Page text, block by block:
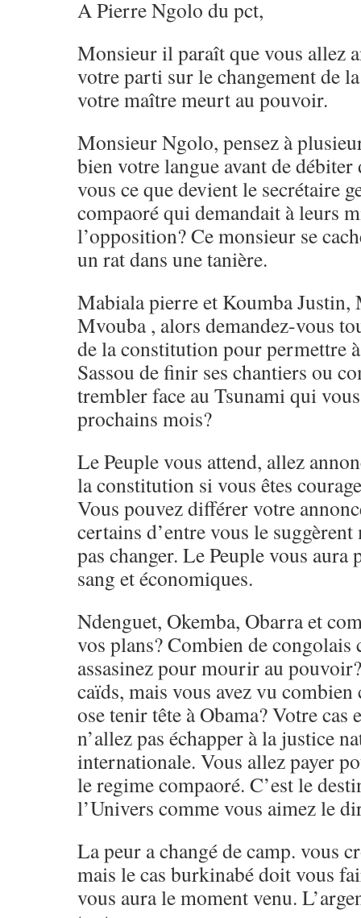
A Pierre Ngolo du pct,
Monsieur il paraît que vous allez
votre parti sur le changement de
votre maître meurt au pouvoir.
Monsieur Ngolo, pensez à
bien votre langue avant de débiter
vous ce que devient le secrétaire
compaoré qui demandait à leurs
l’opposition? Ce monsieur se
un rat dans une tanière.
Mabiala pierre et Koumba
Mvouba , alors demandez-vous
de la constitution pour permettre
Sassou de finir ses chantiers ou
trembler face au Tsunami qui
prochains mois?
Le Peuple vous attend, allez
la constitution si vous êtes
Vous pouvez différer votre
certains d’entre vous le
pas changer. Le Peuple vous
sang et économiques.
Ndenguet, Okemba, Obarra et
vos plans? Combien de congolais
assasinez pour mourir au
caïds, mais vous avez vu
ose tenir tête à Obama? Votre cas
n’allez pas échapper à la justice
internationale. Vous allez payer
le regime compaoré. C’est le
l’Univers comme vous aimez le
La peur a changé de camp. vous
mais le cas burkinabé doit vous
vous aura le moment venu.